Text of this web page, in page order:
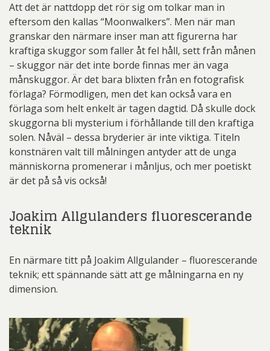
Att det är nattdopp det rör sig om tolkar man in
eftersom den kallas “Moonwalkers”. Men när man
granskar den närmare inser man att figurerna har
kraftiga skuggor som faller åt fel håll, sett från månen
– skuggor när det inte borde finnas mer än vaga
månskuggor. Är det bara blixten från en fotografisk
förlaga? Förmodligen, men det kan också vara en
förlaga som helt enkelt är tagen dagtid. Då skulle dock
skuggorna bli mysterium i förhållande till den kraftiga
solen. Nåväl – dessa bryderier är inte viktiga. Titeln
konstnären valt till målningen antyder att de unga
människorna promenerar i månljus, och mer poetiskt
är det på så vis också!
Joakim Allgulanders fluorescerande
teknik
En närmare titt på Joakim Allgulander – fluorescerande
teknik; ett spännande sätt att ge målningarna en ny
dimension.